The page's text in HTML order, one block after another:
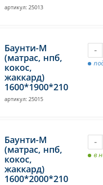
артикул: 25013
Баунти-М
(матрас, нпб,
кокос,
жаккард)
1600*1900*210
артикул: 25015
-
Баунти-М
(матрас, нпб,
кокос,
жаккард)
1600*2000*210
-
в